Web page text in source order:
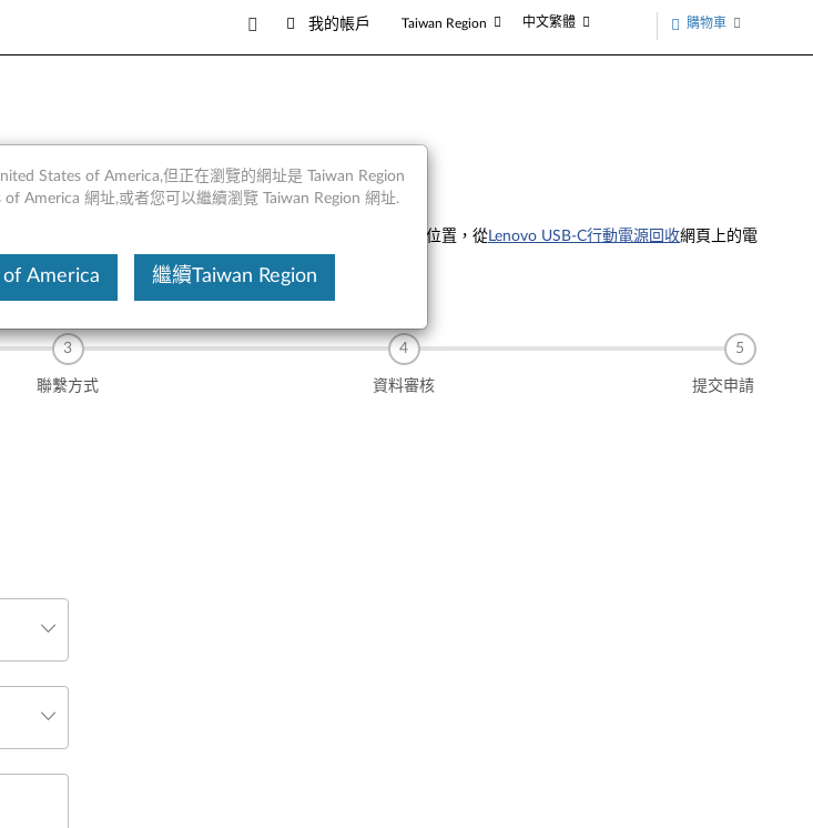
我的帳戶 Taiwan Region 中文繁體 購物車
內收到回撥。如果您現在更願意與代理人通話，請根據您的位置，從Lenovo USB-C行動電源回收網頁上的電
聯繫方式 資料審核 提交申請
States of America,但正在瀏覽的網址是 Taiwan Region
America 網址,或者您可以繼續瀏覽 Taiwan Region 網址.
America 繼續Taiwan Region